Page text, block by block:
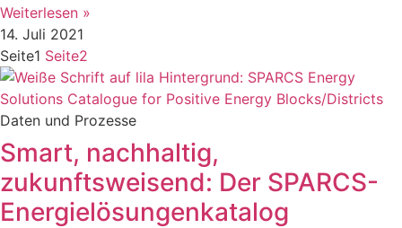
Weiterlesen »
14. Juli 2021
Seite1 Seite2
Daten und Prozesse
Smart, nachhaltig,
zukunftsweisend: Der SPARCS-
Energielösungenkatalog